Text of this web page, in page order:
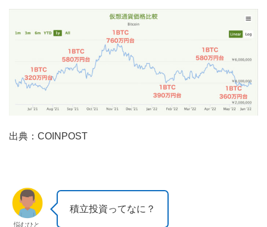
出典：COINPOST
悩むひと
積立投資ってなに？